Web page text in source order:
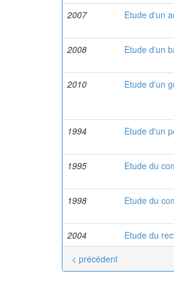
2007
Etude d'un
2008
Etude d'un
2010
Etude d'un
1994
Etude d'un
1995
Etude du
1998
Etude du
2004
Etude du
< précédent